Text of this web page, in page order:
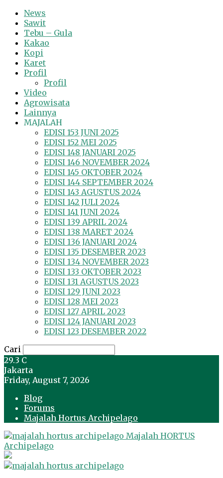
News
Sawit
Tebu – Gula
Kakao
Kopi
Karet
Profil
Profil
Video
Agrowisata
Lainnya
MAJALAH
EDISI 153 JUNI 2025
EDISI 152 MEI 2025
EDISI 148 JANUARI 2025
EDISI 146 NOVEMBER 2024
EDISI 145 OKTOBER 2024
EDISI 144 SEPTEMBER 2024
EDISI 143 AGUSTUS 2024
EDISI 142 JULI 2024
EDISI 141 JUNI 2024
EDISI 139 APRIL 2024
EDISI 138 MARET 2024
EDISI 136 JANUARI 2024
EDISI 135 DESEMBER 2023
EDISI 134 NOVEMBER 2023
EDISI 133 OKTOBER 2023
EDISI 131 AGUSTUS 2023
EDISI 129 JUNI 2023
EDISI 128 MEI 2023
EDISI 127 APRIL 2023
EDISI 124 JANUARI 2023
EDISI 123 DESEMBER 2022
Cari
29.3 C
Jakarta
Friday, August 7, 2026
Blog
Forums
Majalah Hortus Archipelago
Majalah HORTUS
Archipelago